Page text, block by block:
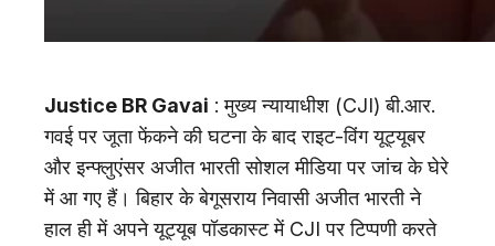
Justice BR Gavai : मुख्य न्यायाधीश (CJI) बी.आर.
गवई पर जूता फेंकने की घटना के बाद राइट-विंग यूट्यूबर
और इन्फ्लुएंसर अजीत भारती सोशल मीडिया पर जांच के घेरे
में आ गए हैं। बिहार के बेगूसराय निवासी अजीत भारती ने
हाल ही में अपने यूट्यूब पॉडकास्ट में CJI पर टिप्पणी करते